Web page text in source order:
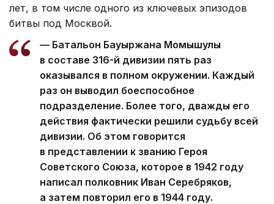
лет, в том числе одного из ключевых эпизодов
битвы под Москвой.
— Батальон Бауыржана Момышулы
в составе 316-й дивизии пять раз
оказывался в полном окружении. Каждый
раз он выводил боеспособное
подразделение. Более того, дважды его
действия фактически решили судьбу всей
дивизии. Об этом говорится
в представлении к званию Героя
Советского Союза, которое в 1942 году
написал полковник Иван Серебряков,
а затем повторил его в 1944 году.